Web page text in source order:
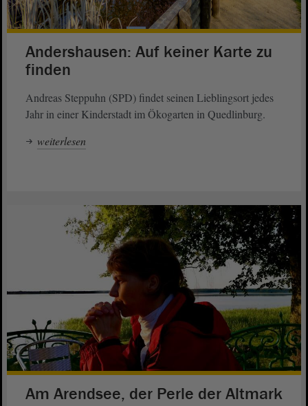
Andershausen: Auf keiner Karte zu
finden
Andreas Steppuhn (SPD) findet seinen Lieblingsort jedes
Jahr in einer Kinderstadt im Ökogarten in Quedlinburg.
weiterlesen
Am Arendsee, der Perle der Altmark